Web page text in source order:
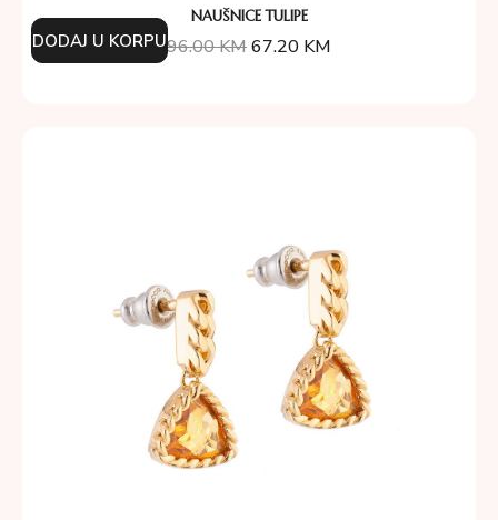
NAUŠNICE TULIPE
96.00KM67.20 KM
DODAJ U KORPU